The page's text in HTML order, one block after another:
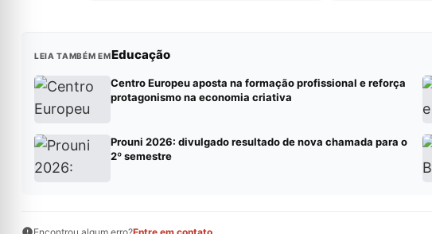
LEIA TAMBÉM EMEducação
Centro Europeu aposta na formação profissional e reforça
protagonismo na economia criativa
Prouni 2026: divulgado resultado de nova chamada para o
2º semestre